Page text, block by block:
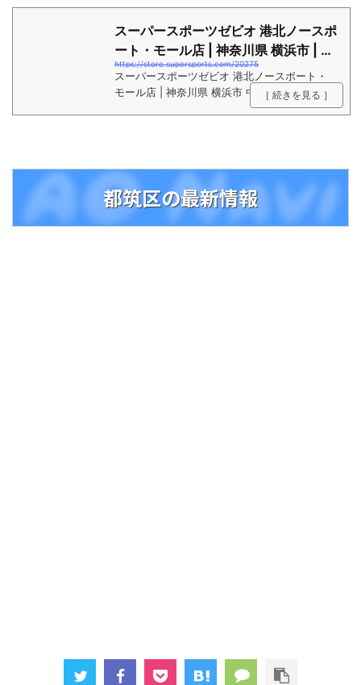
スーパースポーツゼビオ 港北ノースポ
ート・モール店 | 神奈川県 横浜市 | S
UPER S...
https://store.supersports.com/20275
スーパースポーツゼビオ 港北ノースポート・
モール店 | 神奈川県 横浜市 中川中央1-25-1 |
大型スポーツショップ スーパースポーツゼビ
［ 続きを見る ］
都筑区の最新情報